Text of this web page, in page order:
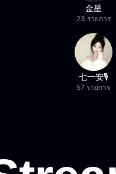
金星
23 รายการ
七一安🎙️
57 รายการ